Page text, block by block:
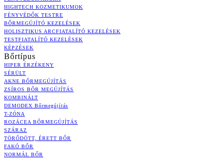
HIGHTECH KOZMETIKUMOK
FÉNYVÉDŐK TESTRE
BŐRMEGÚJÍTÓ KEZELÉSEK
HOLISZTIKUS ARCFIATALÍTÓ KEZELÉSEK
TESTFIATALÍTÓ KEZELÉSEK
KÉPZÉSEK
Bőrtípus
HIPER ÉRZÉKENY
SÉRÜLT
AKNE BŐRMEGÚJÍTÁS
ZSÍROS BŐR MEGÚJÍTÁS
KOMBINÁLT
DEMODEX Bőrmegújítás
T-ZÓNA
ROZÁCEA BŐRMEGÚJÍTÁS
SZÁRAZ
TÖRŐDÖTT, ÉRETT BŐR
FAKÓ BŐR
NORMÁL BŐR